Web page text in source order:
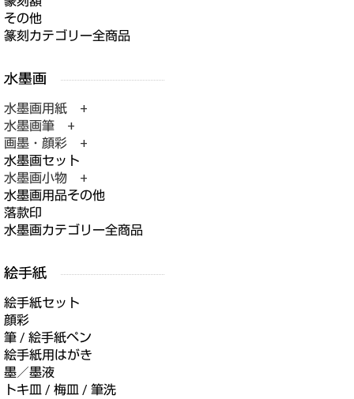
その他
篆刻カテゴリー全商品
水墨画用紙 +
水墨画筆 +
画墨・顔彩 +
水墨画セット
水墨画小物 +
水墨画用品その他
落款印
水墨画カテゴリー全商品
絵手紙セット
顔彩
筆 / 絵手紙ペン
絵手紙用はがき
墨／墨液
トキ皿 / 梅皿 / 筆洗